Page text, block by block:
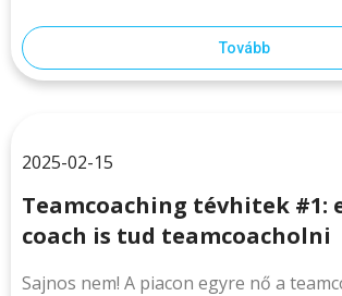
Tovább
2025-02-15
Teamcoaching tévhitek #1:
coach is tud teamcoacholni
Sajnos nem! A piacon egyre nő a